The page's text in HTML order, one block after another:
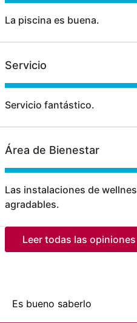
La piscina es buena.
Servicio
Servicio fantástico.
Área de Bienestar
Las instalaciones de
agradables.
Leer todas las opiniones
Es bueno saberlo